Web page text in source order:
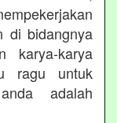
di bidangnya
karya-karya
ragu untuk
adalah